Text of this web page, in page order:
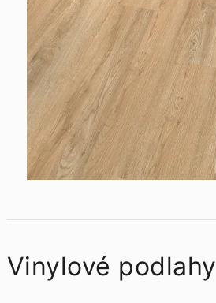
Vinylové podlahy